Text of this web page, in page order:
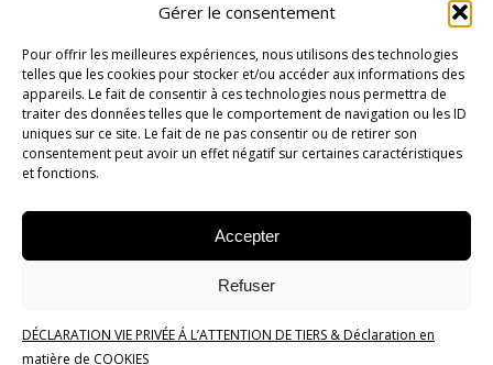
Gérer le consentement
Pour offrir les meilleures expériences, nous utilisons des technologies
telles que les cookies pour stocker et/ou accéder aux informations des
appareils. Le fait de consentir à ces technologies nous permettra de
traiter des données telles que le comportement de navigation ou les ID
uniques sur ce site. Le fait de ne pas consentir ou de retirer son
consentement peut avoir un effet négatif sur certaines caractéristiques
et fonctions.
Accepter
Refuser
DÉCLARATION VIE PRIVÉE Á L’ATTENTION DE TIERS & Déclaration en
matière de COOKIES
Connexion
Flux des publications
Flux des commentaires
Site de WordPress-FR
Carnets de Cuisine © 2019 -2026-AdministrationRue du
progrès n°7, 1300 Wavre
Politique de confidentialité